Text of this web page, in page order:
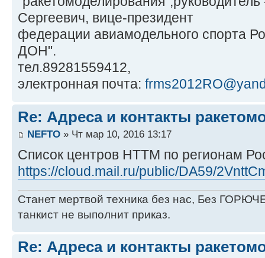
Сергеевич, вице-президент
федерации авиамодельного спорта
ДОН".
тел.89281559412,
электронная почта:
Re: Адреса и контакты
NEFTO » Чт мар 10, 2016 13:17
Список центров НТТМ по регионам
https://cloud.mail.ru/public/DA59/
Станет мертвой техника без нас, Без
танкист не выполнит приказ.
Re: Адреса и контакты